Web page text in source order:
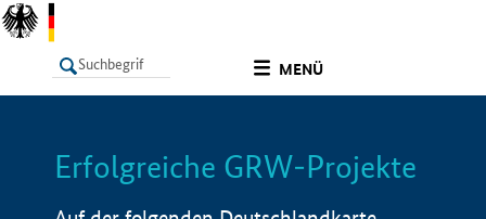
MENÜ
LISTE Info
Erfolgreiche GRW-Projekte